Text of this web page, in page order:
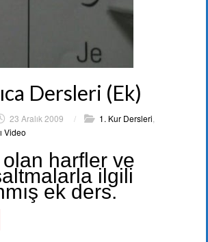
Dersleri (Ek)
23 Aralık 2009 / 1. Kur Dersleri
Video
harfler ve
ilgili
ek ders.